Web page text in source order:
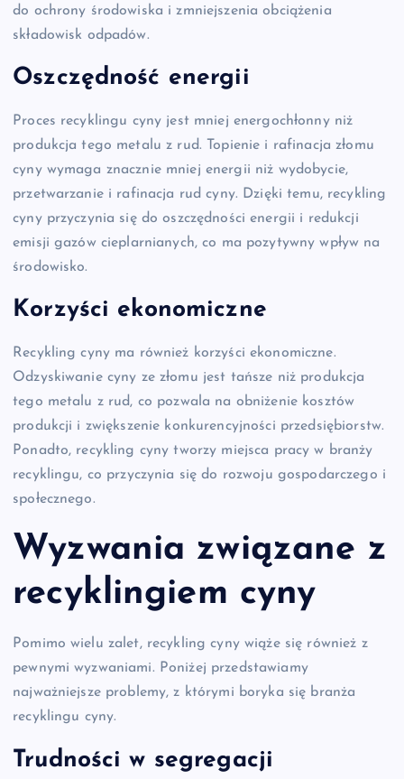
do ochrony środowiska i zmniejszenia obciążenia
składowisk odpadów.
Oszczędność energii
Proces recyklingu cyny jest mniej energochłonny niż
produkcja tego metalu z rud. Topienie i rafinacja złomu
cyny wymaga znacznie mniej energii niż wydobycie,
przetwarzanie i rafinacja rud cyny. Dzięki temu, recykling
cyny przyczynia się do oszczędności energii i redukcji
emisji gazów cieplarnianych, co ma pozytywny wpływ na
środowisko.
Korzyści ekonomiczne
Recykling cyny ma również korzyści ekonomiczne.
Odzyskiwanie cyny ze złomu jest tańsze niż produkcja
tego metalu z rud, co pozwala na obniżenie kosztów
produkcji i zwiększenie konkurencyjności przedsiębiorstw.
Ponadto, recykling cyny tworzy miejsca pracy w branży
recyklingu, co przyczynia się do rozwoju gospodarczego i
społecznego.
Wyzwania związane z
recyklingiem cyny
Pomimo wielu zalet, recykling cyny wiąże się również z
pewnymi wyzwaniami. Poniżej przedstawiamy
najważniejsze problemy, z którymi boryka się branża
recyklingu cyny.
Trudności w segregacji